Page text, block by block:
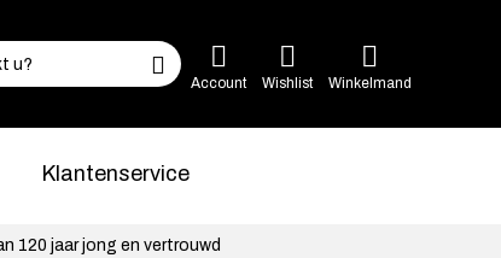
Account Wishlist Winkelmand
Klantenservice
120 jaar jong en vertrouwd